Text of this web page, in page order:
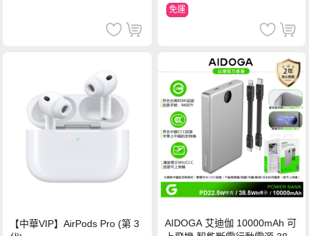
免運
【中華VIP】AirPods Pro (第 3
AIDOGA 艾迪伽 10000mAh 可